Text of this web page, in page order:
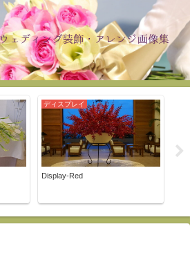
ディスプレイ
Display-Red